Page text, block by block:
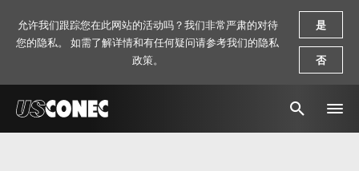
允许我们跟踪您在此网站的活动吗？我们非常严肃的对待
您的隐私。 如需了解详情和有任何疑问请参考我们的隐私
政策。
是
否